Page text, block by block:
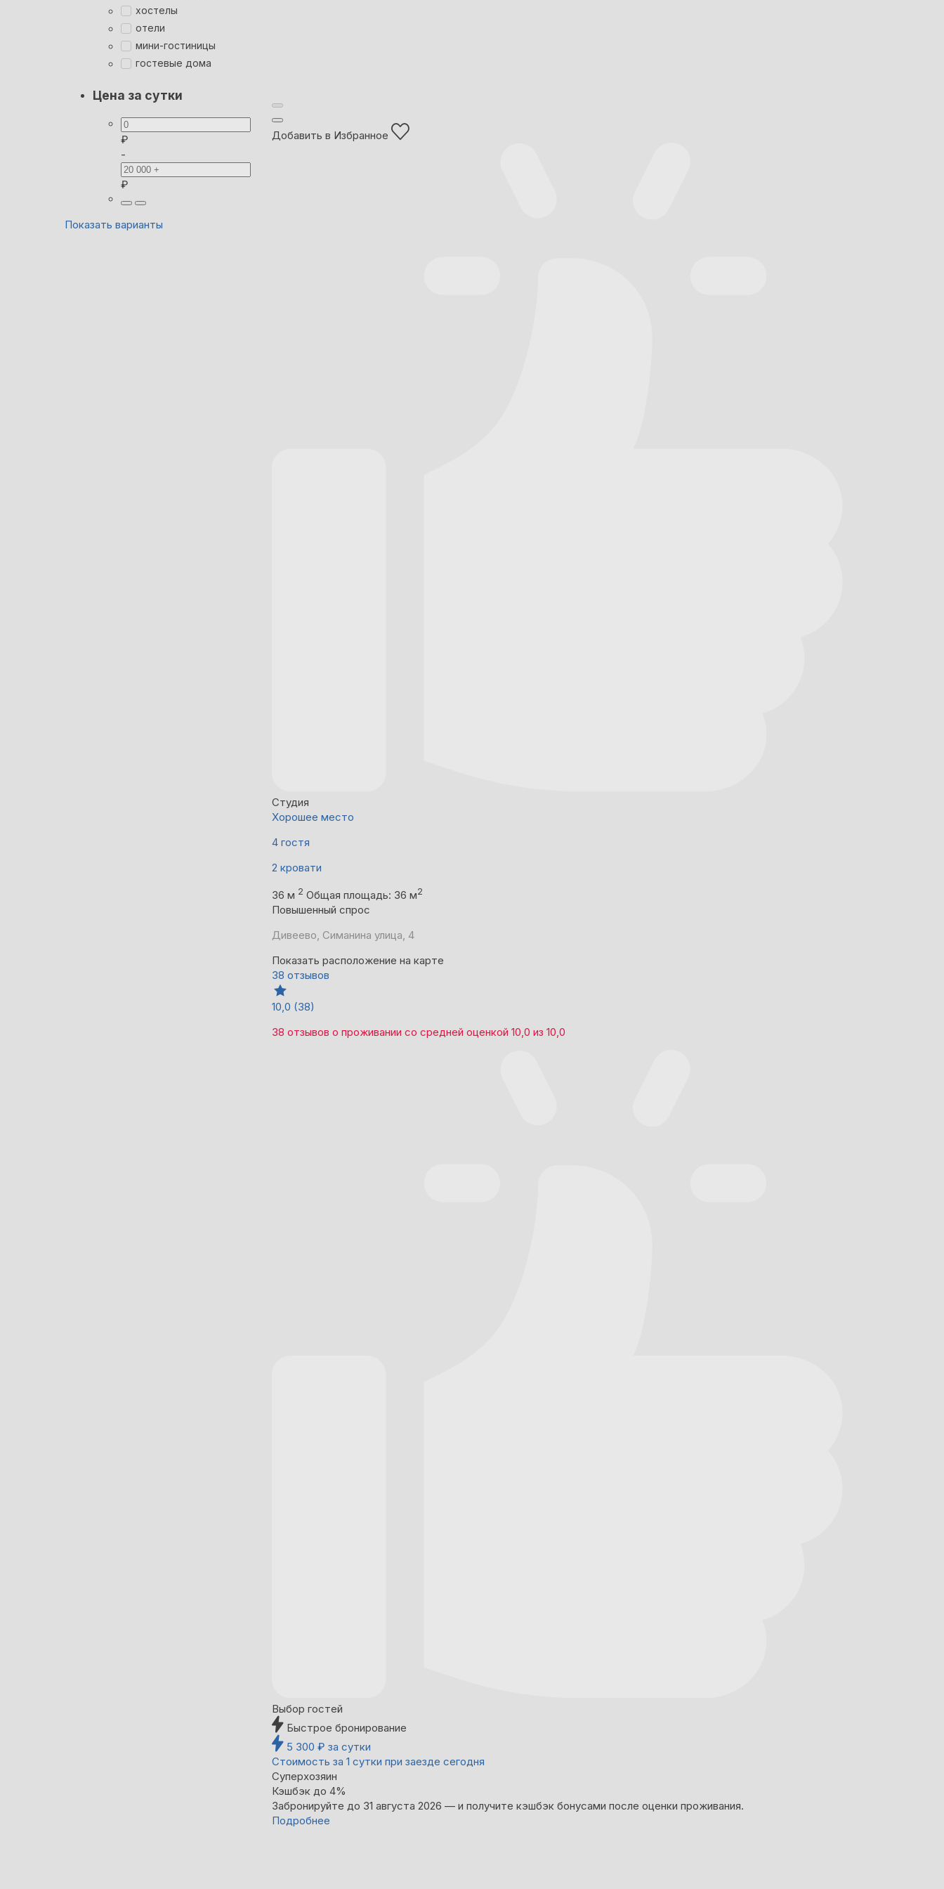
хостелы
отели
мини-гостиницы
гостевые дома
Цена за сутки
₽
-
₽
Показать варианты
Добавить в Избранное
Студия
Хорошее место
4 гостя
2 кровати
36 м 2 Общая площадь: 36 м2
Повышенный спрос
Дивеево, Симанина улица, 4
Показать расположение на карте
38 отзывов
10,0 (38)
38 отзывов о проживании со средней оценкой 10,0 из 10,0
Выбор гостей
Быстрое бронирование
5 300 ₽ за сутки
Стоимость за 1 сутки при заезде сегодня
Суперхозяин
Кэшбэк до 4%
Забронируйте до 31 августа 2026 — и получите кэшбэк бонусами после оценки проживания.
Подробнее